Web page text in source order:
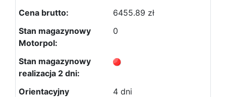
6455.89 zł
0
4 dni